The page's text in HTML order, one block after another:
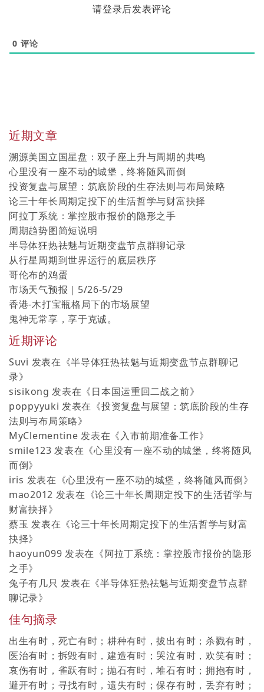
请登录后发表评论
0 评论
近期文章
溯源美国立国星盘：双子座上升与周期的共鸣
心里没有一座不动的城堡，终将随风而倒
投资复盘与展望：筑底阶段的生存法则与布局策略
论三十年长周期定投下的生活哲学与财富抉择
阿拉丁系统：掌控股市报价的隐形之手
周期趋势图简短说明
半导体狂热祛魅与近期变盘节点群聊记录
从行星周期到世界运行的底层秩序
哥伦布的鸡蛋
市场天气预报｜5/26-5/29
香港-木打宝瓶格局下的市场展望
鬼神无常享，享于克诚。
近期评论
Suvi 发表在《半导体狂热祛魅与近期变盘节点群聊记
录》
sisikong 发表在《日本国运重回二战之前》
poppyyuki 发表在《投资复盘与展望：筑底阶段的生存
法则与布局策略》
MyClementine 发表在《入市前期准备工作》
smile123 发表在《心里没有一座不动的城堡，终将随风
而倒》
iris 发表在《心里没有一座不动的城堡，终将随风而倒》
mao2012 发表在《论三十年长周期定投下的生活哲学与
财富抉择》
蔡玉 发表在《论三十年长周期定投下的生活哲学与财富
抉择》
haoyun099 发表在《阿拉丁系统：掌控股市报价的隐形
之手》
兔子有几只 发表在《半导体狂热祛魅与近期变盘节点群
聊记录》
佳句摘录
出生有时，死亡有时；耕种有时，拔出有时；杀戮有时，
医治有时；拆毁有时，建造有时；哭泣有时，欢笑有时；
哀伤有时，雀跃有时；抛石有时，堆石有时；拥抱有时，
避开有时；寻找有时，遗失有时；保存有时，丢弃有时；